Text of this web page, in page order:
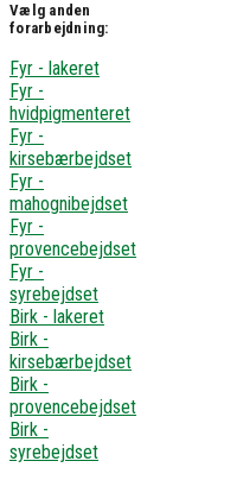
Vælg anden
forarbejdning:
Fyr - lakeret
Fyr -
hvidpigmenteret
Fyr -
kirsebærbejdset
Fyr -
mahognibejdset
Fyr -
provencebejdset
Fyr -
syrebejdset
Birk - lakeret
Birk -
kirsebærbejdset
Birk -
provencebejdset
Birk -
syrebejdset